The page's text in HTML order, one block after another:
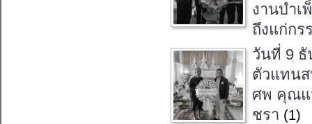
งานบำเ
ถึงแก่กร
วันที่ 9 ธั
ตัวแทน
ศพ คุณแ
ชรา (1)